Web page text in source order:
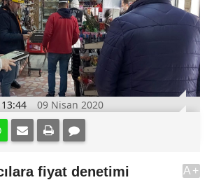
13:44 09 Nisan 2020
fiyat denetimi
A+